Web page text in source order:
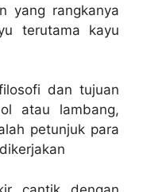
yang rangkanya
terutama kayu
dan tujuan
atau lambang,
petunjuk para